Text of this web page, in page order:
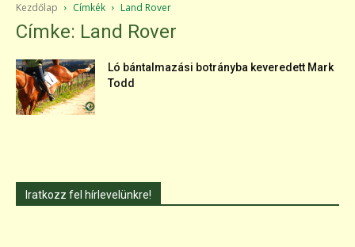
Kezdőlap Címkék Land Rover
Címke: Land Rover
Ló bántalmazási botrányba keveredett Mark
Todd
Iratkozz fel hírlevelünkre!